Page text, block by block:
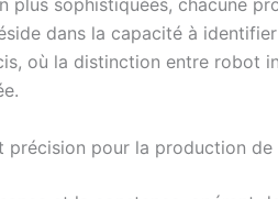
plus sophistiquées, chacune
dans la capacité à
où la distinction entre robot
pour la production de